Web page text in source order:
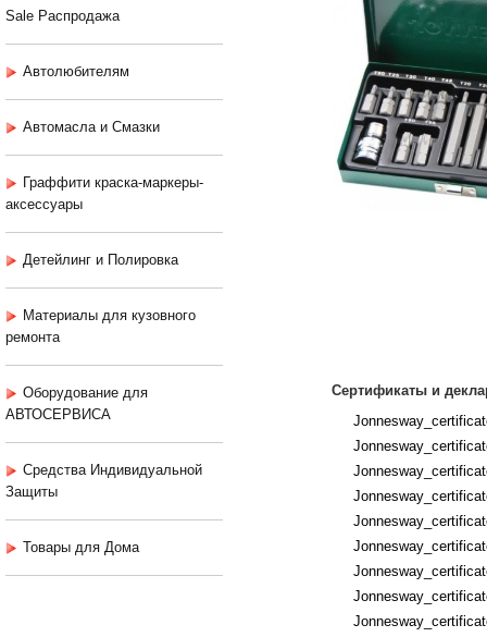
Sale Распродажа
Автолюбителям
Автомасла и Смазки
Граффити краска-маркеры-
аксессуары
Детейлинг и Полировка
Материалы для кузовного
ремонта
Оборудование для
АВТОСЕРВИСА
Средства Индивидуальной
Защиты
Товары для Дома
Сертификаты и